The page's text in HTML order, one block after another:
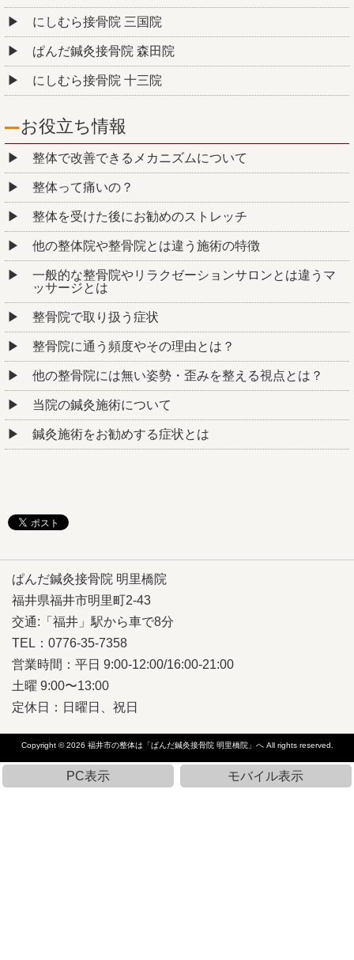
にしむら接骨院 三国院
ぱんだ鍼灸接骨院 森田院
にしむら接骨院 十三院
お役立ち情報
整体で改善できるメカニズムについて
整体って痛いの？
整体を受けた後にお勧めのストレッチ
他の整体院や整骨院とは違う施術の特徴
一般的な整骨院やリラクゼーションサロンとは違うマ
ッサージとは
整骨院で取り扱う症状
整骨院に通う頻度やその理由とは？
他の整骨院には無い姿勢・歪みを整える視点とは？
当院の鍼灸施術について
鍼灸施術をお勧めする症状とは
ぱんだ鍼灸接骨院 明里橋院
福井県福井市明里町2-43
交通:「福井」駅から車で8分
TEL：0776-35-7358
営業時間：平日 9:00-12:00/16:00-21:00
土曜 9:00〜13:00
定休日：日曜日、祝日
Copyright © 2026 福井市の整体は「ぱんだ鍼灸接骨院 明里橋院」へAll rights reserved.
PC表示 モバイル表示